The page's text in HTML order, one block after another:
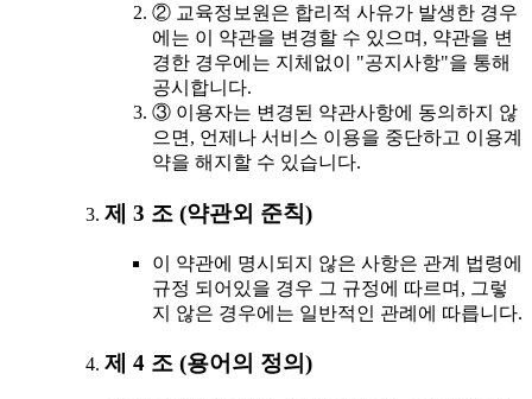
② 교육정보원은 합리적 사유가 발생한 경우
에는 이 약관을 변경할 수 있으며, 약관을 변
경한 경우에는 지체없이 "공지사항"을 통해
공시합니다.
③ 이용자는 변경된 약관사항에 동의하지 않
으면, 언제나 서비스 이용을 중단하고 이용계
약을 해지할 수 있습니다.
제 3 조 (약관외 준칙)
이 약관에 명시되지 않은 사항은 관계 법령에
규정 되어있을 경우 그 규정에 따르며, 그렇
지 않은 경우에는 일반적인 관례에 따릅니다.
제 4 조 (용어의 정의)